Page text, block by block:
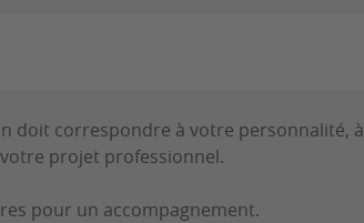
doit correspondre à votre personnalité, à
projet professionnel.
pour un accompagnement.